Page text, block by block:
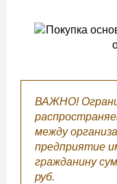
ВАЖНО!
между
предприятие
гражданину
руб.